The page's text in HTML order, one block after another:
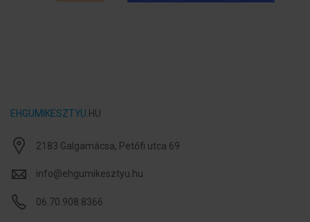
EHGUMIKESZTYU .HU
2183 Galgamácsa, Petőfi utca 69
info@ehgumikesztyu.hu
06.70.908.8366